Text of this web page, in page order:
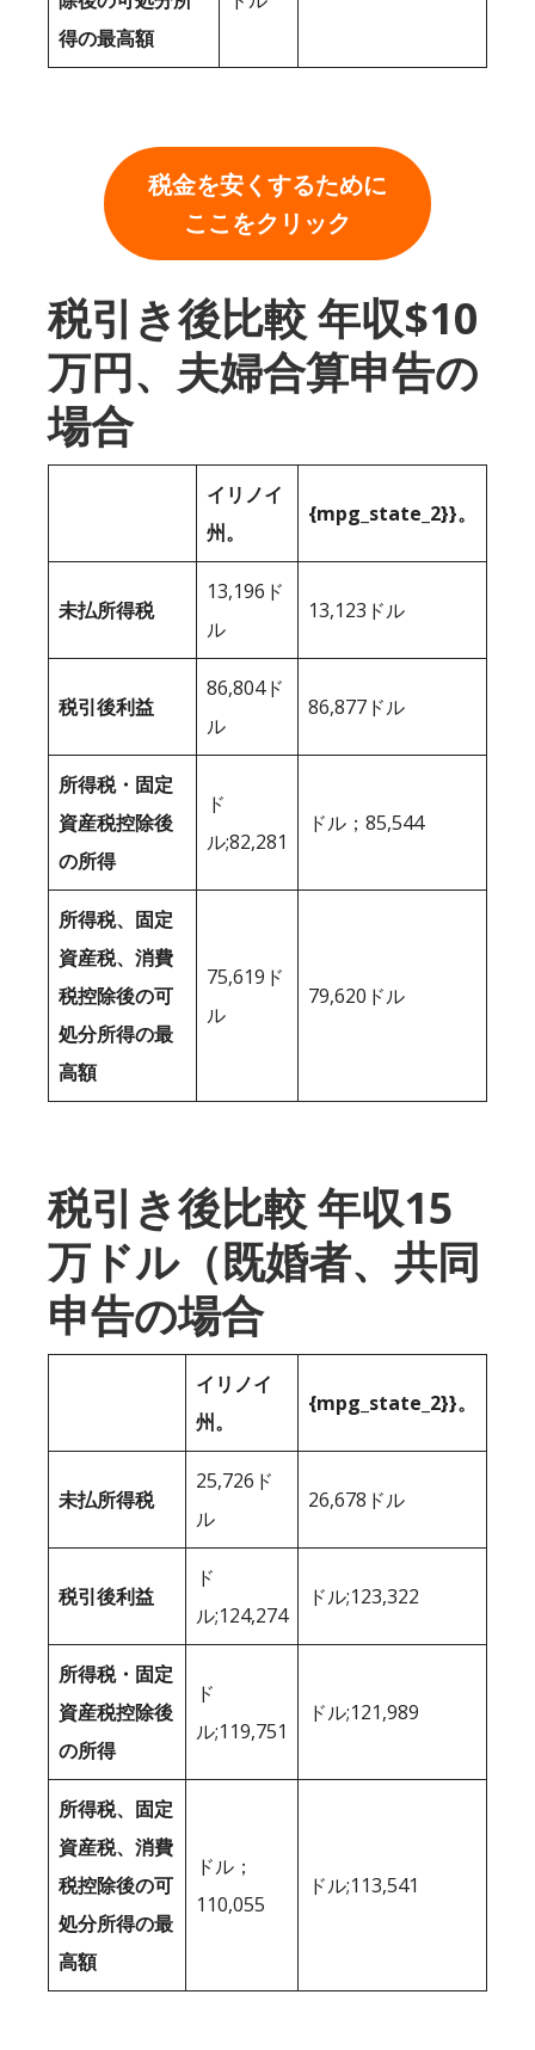
得の最高額
税金を安くするために
ここをクリック
税引き後比較 年収$10
万円、夫婦合算申告の
場合
イリノイ
州。
{mpg_state_2}}。
未払所得税
13,196ド
ル
13,123ドル
税引後利益
86,804ド
ル
86,877ドル
所得税・固定
資産税控除後
の所得
ド
ル;82,281
ドル；85,544
所得税、固定
資産税、消費
税控除後の可
処分所得の最
高額
75,619ド
ル
79,620ドル
税引き後比較 年収15
万ドル（既婚者、共同
申告の場合
イリノイ
州。
{mpg_state_2}}。
未払所得税
25,726ド
ル
26,678ドル
税引後利益
ド
ル;124,274
ドル;123,322
所得税・固定
資産税控除後
の所得
ド
ル;119,751
ドル;121,989
所得税、固定
資産税、消費
税控除後の可
処分所得の最
高額
ドル；
110,055
ドル;113,541